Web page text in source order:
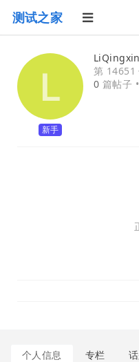
测试之家
新手
第 14651
0 篇帖子
个人信息 专栏